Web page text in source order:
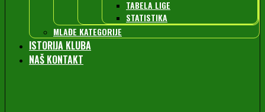
TABELA LIGE
STATISTIKA
MLAĐE KATEGORIJE
ISTORIJA KLUBA
NAŠ KONTAKT